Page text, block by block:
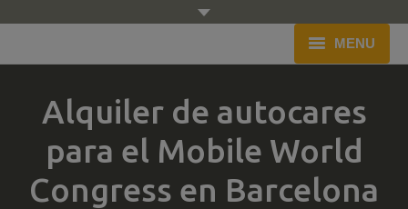
MENU
Alquiler de autocares
para el Mobile World
Congress en Barcelona